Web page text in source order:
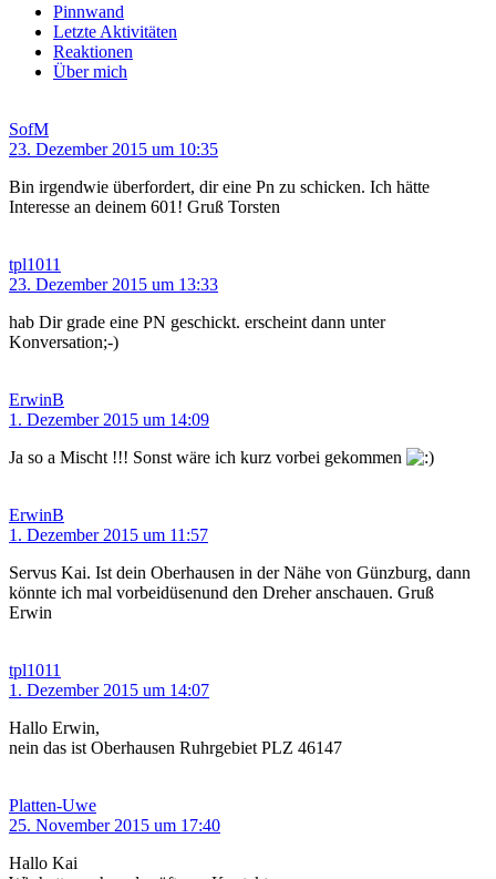
Pinnwand
Letzte Aktivitäten
Reaktionen
Über mich
SofM
23. Dezember 2015 um 10:35
Bin irgendwie überfordert, dir eine Pn zu schicken. Ich hätte
Interesse an deinem 601! Gruß Torsten
tpl1011
23. Dezember 2015 um 13:33
hab Dir grade eine PN geschickt. erscheint dann unter
Konversation;-)
ErwinB
1. Dezember 2015 um 14:09
Ja so a Mischt !!! Sonst wäre ich kurz vorbei gekommen
ErwinB
1. Dezember 2015 um 11:57
Servus Kai. Ist dein Oberhausen in der Nähe von Günzburg, dann
könnte ich mal vorbeidüsenund den Dreher anschauen. Gruß
Erwin
tpl1011
1. Dezember 2015 um 14:07
Hallo Erwin,
nein das ist Oberhausen Ruhrgebiet PLZ 46147
Platten-Uwe
25. November 2015 um 17:40
Hallo Kai